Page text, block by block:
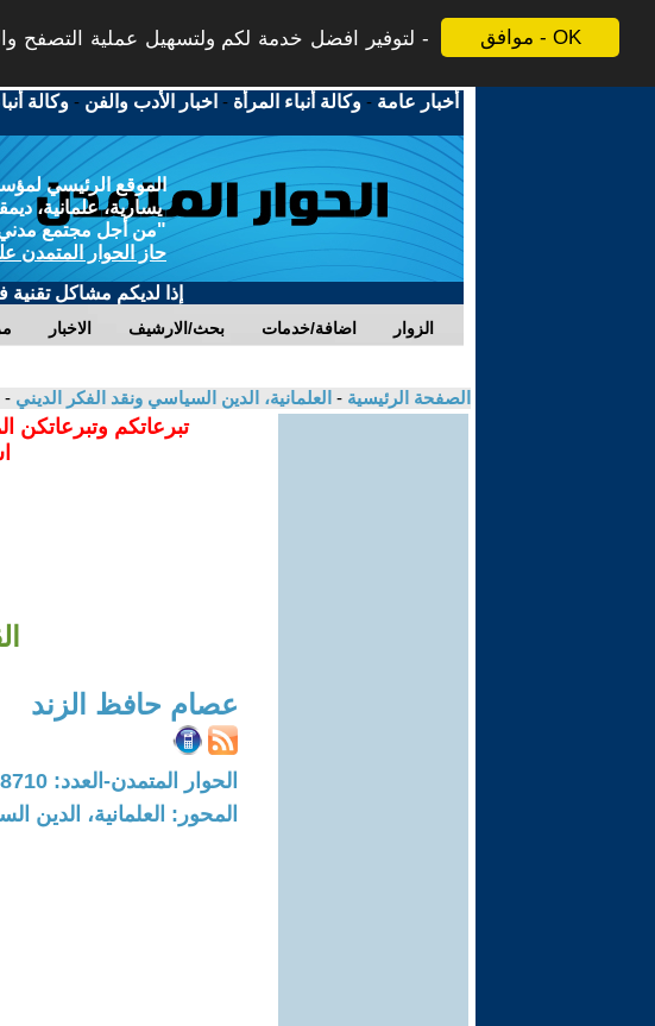
موافق - OK
لتوفير افضل خدمة لكم ولتسهيل عملية التصفح
أخبار عامة -وكالة أنباء المرأة - اخبار الأدب والفن -وكالة
الموقع الرئيسي
يسارية، علمانية،
"من أجل مجتمع مدني
حاز الحوار المتمدن
إذا لديكم مشاكل تقنية
الاخبار بحث/الارشيف اضافة/خدمات الزوار
الصفحة الرئيسية - العلمانية، الدين السياسي ونقد الفكر الديني -
تبرعاتكم وتبرعاتكن
عصام حافظ الزند
الحوار المتمدن-العدد: 8710 - 2026 / 5 / 19 - 16:11
المحور: العلمانية، الدين